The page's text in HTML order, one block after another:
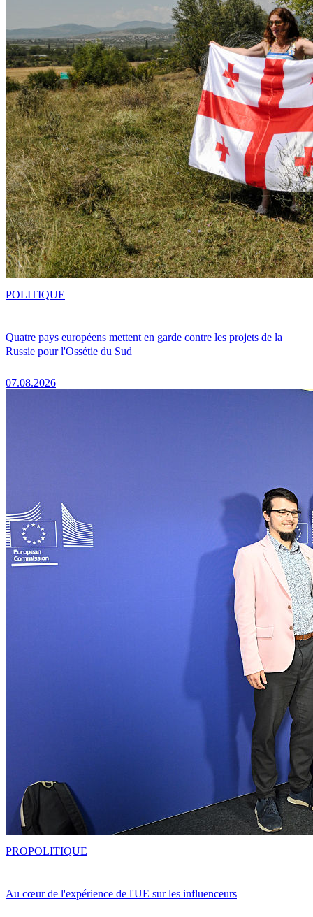
Quatre pays européens mettent en garde contre les projets de la
Russie pour l'Ossétie du Sud
07.08.2026
POLITIQUE
Au cœur de l'expérience de l'UE sur les influenceurs
PROPOLITIQUE